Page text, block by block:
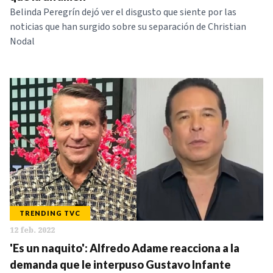
Belinda Peregrín dejó ver el disgusto que siente por las
noticias que han surgido sobre su separación de Christian
Nodal
TRENDING TVC
12 feb. 2022
'Es un naquito': Alfredo Adame reacciona a la
demanda que le interpuso Gustavo Infante